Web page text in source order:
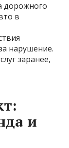
дорожного
в
нарушение.
заранее,
и